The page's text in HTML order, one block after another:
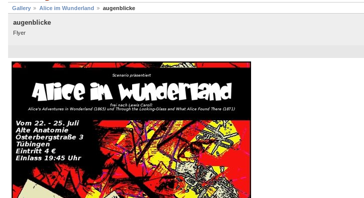
Gallery Alice im Wunderland augenblicke
augenblicke
Flyer